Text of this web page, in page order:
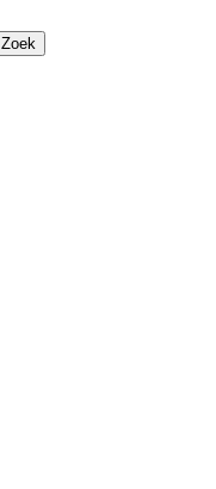
Zoek